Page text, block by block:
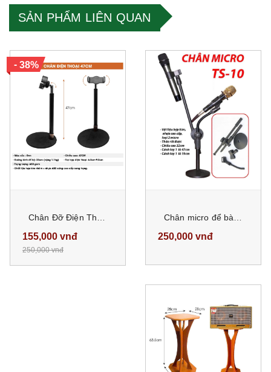
SẢN PHẨM LIÊN QUAN
-38%
155,000 vnđ
250,000 vnđ
250,000 vnđ